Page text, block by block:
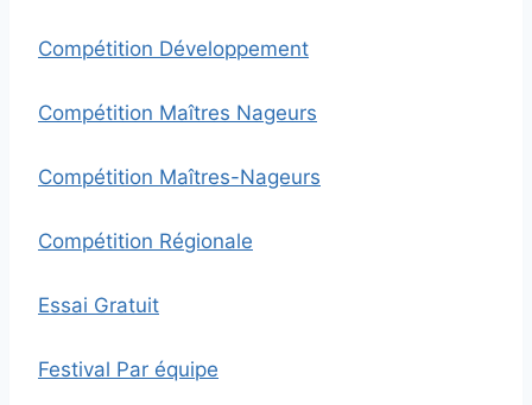
Compétition Développement
Compétition Maîtres Nageurs
Compétition Maîtres-Nageurs
Compétition Régionale
Essai Gratuit
Festival Par équipe